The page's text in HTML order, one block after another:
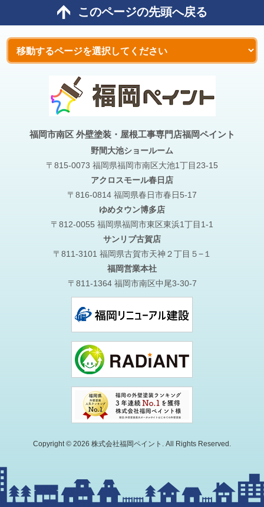
このページの先頭へ戻る
福岡市南区 外壁塗装・屋根工事専門店福岡ペイント
野間大池ショールーム
〒815-0073 福岡県福岡市南区大池1丁目23-15
アクロスモール春日店
〒816-0814 福岡県春日市春日5-17
ゆめタウン博多店
〒812-0055 福岡県福岡市東区東浜1丁目1-1
サンリブ古賀店
〒811-3101 福岡県古賀市天神２丁目５−１
福岡営業本社
〒811-1364 福岡市南区中尾3-30-7
Copyright © 2026 株式会社福岡ペイント. All Rights Reserved.